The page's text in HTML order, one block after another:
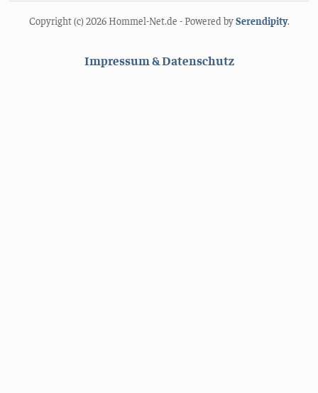
Copyright (c) 2026 Hommel-Net.de - Powered bySerendipity.
Impressum & Datenschutz